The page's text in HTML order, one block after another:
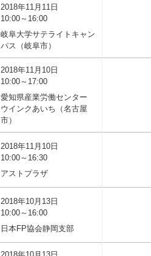
2018年11月11日
10:00～16:00
岐阜大学サテライトキャン
パス（岐阜市）
2018年11月10日
10:00～17:00
愛知県産業労働センター
ウインクあいち（名古屋
市）
2018年11月10日
10:00～16:30
アストプラザ
2018年10月13日
10:00～16:00
日本FP協会静岡支部